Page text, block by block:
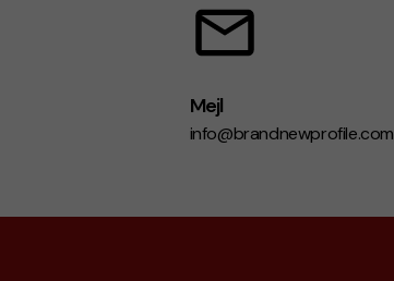
Mejl
info@brandnewprofile.com